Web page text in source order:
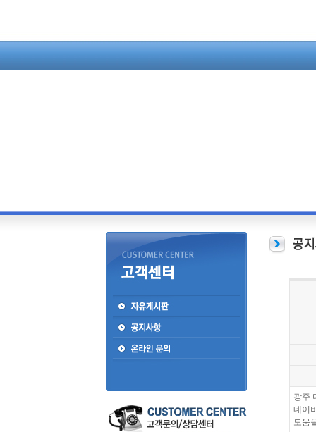
광주
네이
도움